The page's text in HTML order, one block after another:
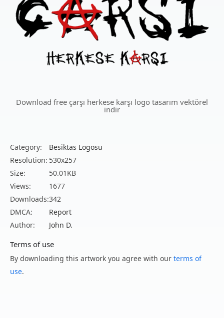
Download free çarşı herkese karşı logo tasarım vektörel
indir
Category:
Besiktas Logosu
Resolution: 530x257
Size:
50.01KB
Views:
1677
Downloads:342
DMCA:
Report
Author:
John D.
Terms of use
By downloading this artwork you agree with our terms of
use.